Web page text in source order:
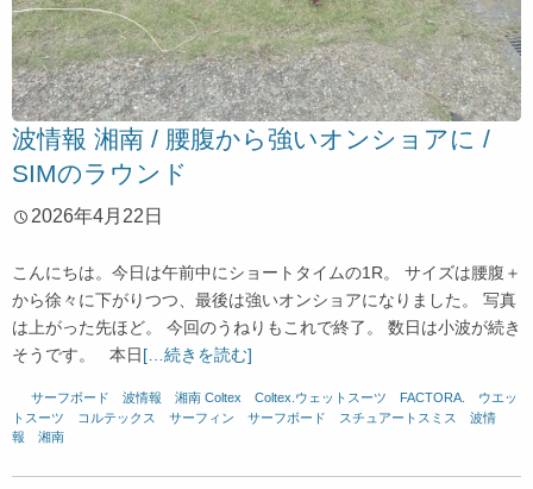
波情報 湘南 / 腰腹から強いオンショアに /
SIMのラウンド
2026年4月22日
こんにちは。今日は午前中にショートタイムの1R。 サイズは腰腹＋
から徐々に下がりつつ、最後は強いオンショアになりました。 写真
は上がった先ほど。 今回のうねりもこれで終了。 数日は小波が続き
そうです。 本日[…続きを読む]
サーフボード 波情報 湘南 Coltex Coltex.ウェットスーツ FACTORA.
ウエッ
トスーツ
コルテックス サーフィン サーフボード スチュアートスミス
波情
報 湘南